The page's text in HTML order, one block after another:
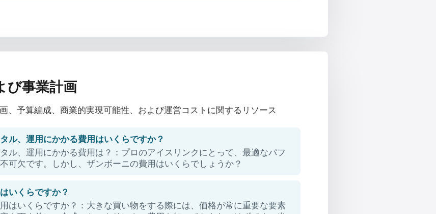
び事業計画
、予算編成、商業的実現可能性、および運営コストに関するリソース
ル、運用にかかる費用はいくらですか？
ル、運用にかかる費用は？：プロのアイスリンクにとって、最適なパフ
可欠です。しかし、ザンボーニの費用はいくらでしょうか？
いくらですか？
はいくらですか？：大きな買い物をする際には、価格が常に重要な要素